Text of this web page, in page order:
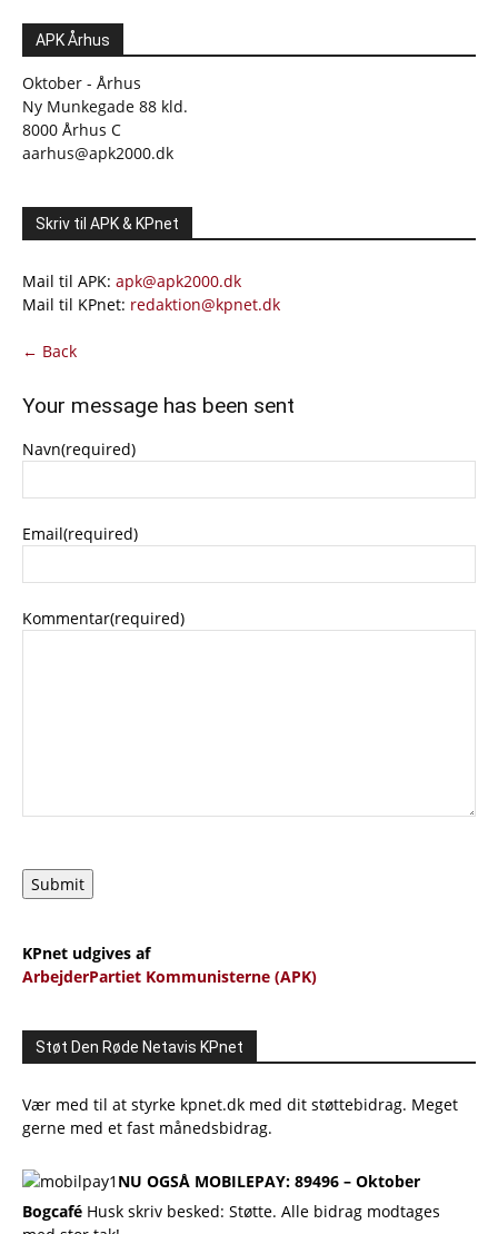
APK Århus
Oktober - Århus
Ny Munkegade 88 kld.
8000 Århus C
aarhus@apk2000.dk
Skriv til APK & KPnet
Mail til APK: apk@apk2000.dk
Mail til KPnet: redaktion@kpnet.dk
← Back
Your message has been sent
Navn(required)
Email(required)
Kommentar(required)
Submit
KPnet udgives af
ArbejderPartiet Kommunisterne (APK)
Støt Den Røde Netavis KPnet
Vær med til at styrke kpnet.dk med dit støttebidrag. Meget
gerne med et fast månedsbidrag.
NU OGSÅ MOBILEPAY: 89496 – Oktober
Bogcafé Husk skriv besked: Støtte. Alle bidrag modtages